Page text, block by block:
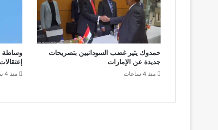
حمدوك يثير غضب السودانيين بتصريحات
جديدة عن الإمارات
منذ 4 ساعات
وساطة
منذ 4 ساعات